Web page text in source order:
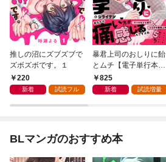
推しの沼にズブズブで
ズボズボです。１
220
新着 試読フル
暴君上司のおしりに飴
とムチ【電子単行本版
／限定特典まんが付
き】
825
新着 試読増量
BLマンガのおすすめ本